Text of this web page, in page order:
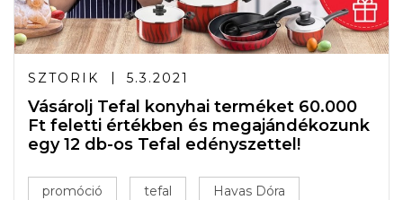
SZTORIK 5.3.2021
Vásárolj Tefal konyhai terméket 60.000
Ft feletti értékben és megajándékozunk
egy 12 db-os Tefal edényszettel!
promóció tefal Havas Dóra